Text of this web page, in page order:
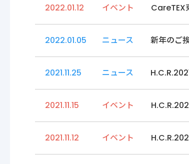
2022.01.12 イベント CareTEX
2022.01.05 ニュース 新年のご
2021.11.25 ニュース
2021.11.15 イベント
2021.11.12 イベント